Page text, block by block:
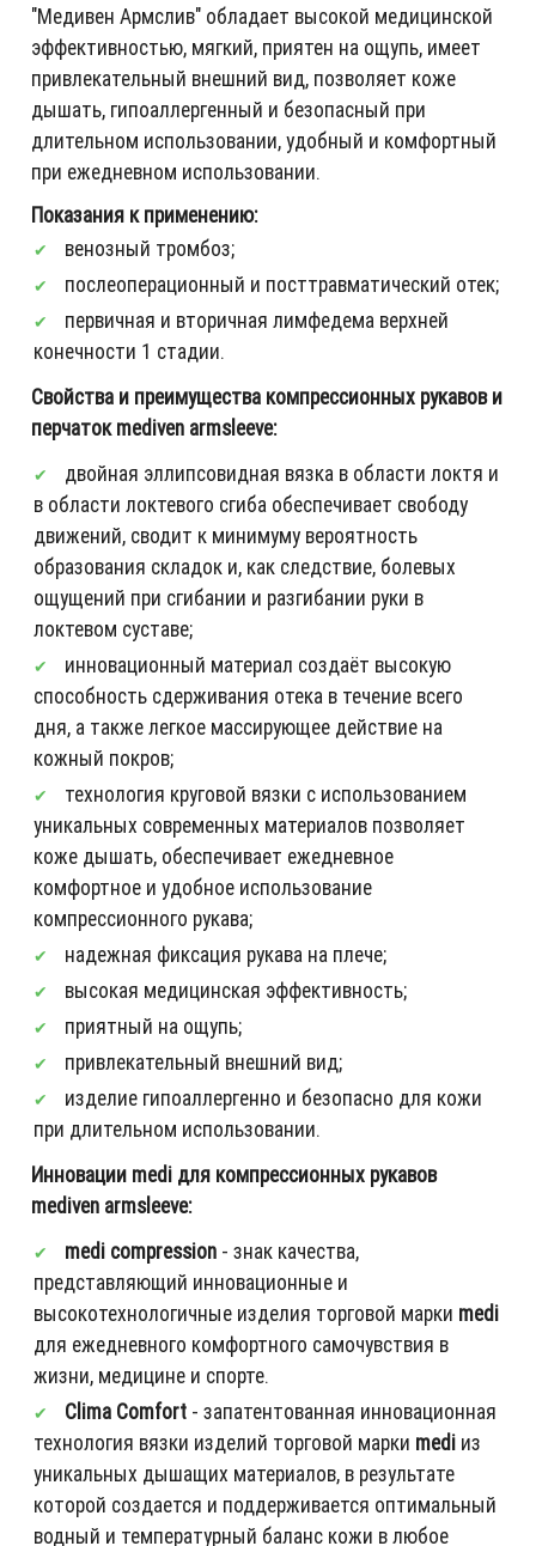
"Медивен Армслив" обладает высокой медицинской
эффективностью, мягкий, приятен на ощупь, имеет
привлекательный внешний вид, позволяет коже
дышать, гипоаллергенный и безопасный при
длительном использовании, удобный и комфортный
при ежедневном использовании.
Показания к применению:
венозный тромбоз;
послеоперационный и посттравматический отек;
первичная и вторичная лимфедема верхней
конечности 1 стадии.
Свойства и преимущества компрессионных рукавов и
перчаток mediven armsleeve:
двойная эллипсовидная вязка в области локтя и
в области локтевого сгиба обеспечивает свободу
движений, сводит к минимуму вероятность
образования складок и, как следствие, болевых
ощущений при сгибании и разгибании руки в
локтевом суставе;
инновационный материал создаёт высокую
способность сдерживания отека в течение всего
дня, а также легкое массирующее действие на
кожный покров;
технология круговой вязки с использованием
уникальных современных материалов позволяет
коже дышать, обеспечивает ежедневное
комфортное и удобное использование
компрессионного рукава;
надежная фиксация рукава на плече;
высокая медицинская эффективность;
приятный на ощупь;
привлекательный внешний вид;
изделие гипоаллергенно и безопасно для кожи
при длительном использовании.
Инновации medi для компрессионных рукавов
mediven armsleeve:
medi compression - знак качества,
представляющий инновационные и
высокотехнологичные изделия торговой марки medi
для ежедневного комфортного самочувствия в
жизни, медицине и спорте.
Clima Comfort - запатентованная инновационная
технология вязки изделий торговой марки medi из
уникальных дышащих материалов, в результате
которой создается и поддерживается оптимальный
водный и температурный баланс кожи в любое